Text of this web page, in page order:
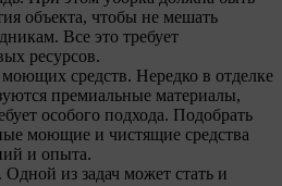
объекта, чтобы не мешать
Все это требует
ресурсов.
средств. Нередко в отделке
премиальные материалы,
особого подхода. Подобрать
моющие и чистящие средства
и опыта.
из задач может стать и